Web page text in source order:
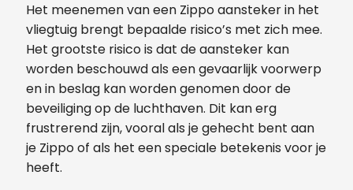
Het meenemen van een Zippo aansteker in het
vliegtuig brengt bepaalde risico’s met zich mee.
Het grootste risico is dat de aansteker kan
worden beschouwd als een gevaarlijk voorwerp
en in beslag kan worden genomen door de
beveiliging op de luchthaven. Dit kan erg
frustrerend zijn, vooral als je gehecht bent aan
je Zippo of als het een speciale betekenis voor je
heeft.